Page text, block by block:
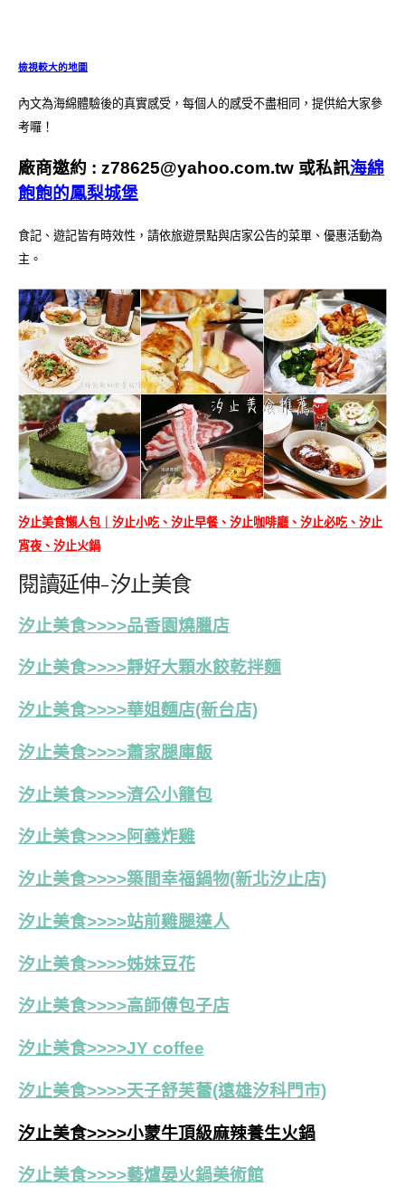
檢視較大的地圖
內文為海綿體驗後的真實感受，每個人的感受不盡相同，提供給大家參
考囉！
廠商邀約 : z78625@yahoo.com.tw 或私訊海綿
飽飽的鳳梨城堡
食記、遊記皆有時效性，請依旅遊景點與店家公告的菜單、優惠活動為
主。
汐止美食懶人包｜汐止小吃、汐止早餐、汐止咖啡廳、汐止必吃、汐止
宵夜、汐止火鍋
閱讀延伸-汐止美食
汐止美食>>>>品香園燒臘店
汐止美食>>>>靜好大顆水餃乾拌麵
汐止美食>>>>華姐麵店(新台店)
汐止美食>>>>蕭家腿庫飯
汐止美食>>>>濟公小籠包
汐止美食>>>>阿義炸雞
汐止美食>>>>築間幸福鍋物(新北汐止店)
汐止美食>>>>站前雞腿達人
汐止美食>>>>姊妹豆花
汐止美食>>>>高師傅包子店
汐止美食>>>>JY coffee
汐止美食>>>>天子舒芙蕾(遠雄汐科門市)
汐止美食>>>>小蒙牛頂級麻辣養生火鍋
汐止美食>>>>藝爐晏火鍋美術館